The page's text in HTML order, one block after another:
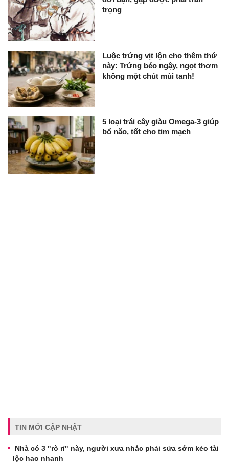
trọng
Luộc trứng vịt lộn cho thêm thứ
này: Trứng béo ngậy, ngọt thơm
không một chút mùi tanh!
5 loại trái cây giàu Omega-3 giúp
bổ não, tốt cho tim mạch
TIN MỚI CẬP NHẬT
Nhà có 3 "rò rỉ" này, người xưa nhắc phải sửa sớm kẻo tài
lộc hao nhanh